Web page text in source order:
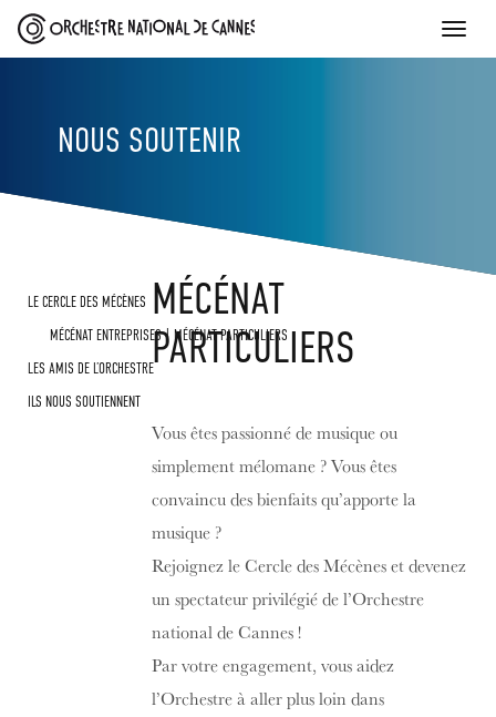
Toggle
NOUS SOUTENIR
LE CERCLE DES MÉCÈNES
MÉCÉNAT ENTREPRISES
MÉCÉNAT PARTICULIERS
LES AMIS DE L’ORCHESTRE
ILS NOUS SOUTIENNENT
MÉCÉNAT
PARTICULIERS
Vous êtes passionné de musique ou
simplement mélomane ? Vous êtes
convaincu des bienfaits qu’apporte la
musique ?
Rejoignez le Cercle des Mécènes et devenez
un spectateur privilégié de l’Orchestre
national de Cannes !
Par votre engagement, vous aidez
l’Orchestre à aller plus loin dans